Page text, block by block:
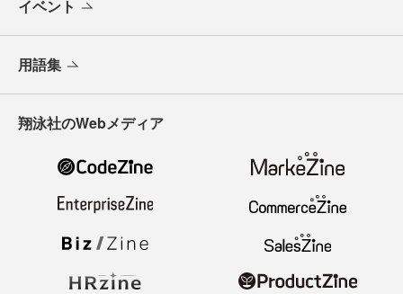
イベント
用語集
翔泳社のWebメディア